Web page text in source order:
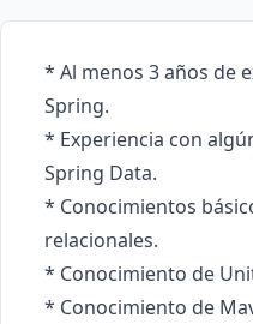
* Al menos 3 años de
Spring.
* Experiencia con
Spring Data.
* Conocimientos
relacionales.
* Conocimiento de
* Conocimiento de